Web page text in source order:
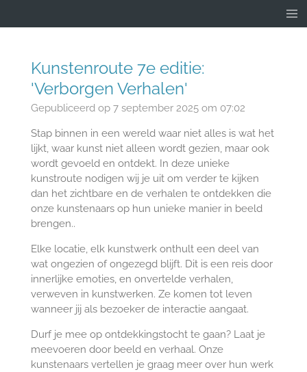
direct
hoofdinhoud
Kunstenroute 7e editie:
'Verborgen Verhalen'
Gepubliceerd op 7 september 2025 om 07:02
Stap binnen in een wereld waar niet alles is wat het
lijkt, waar kunst niet alleen wordt gezien, maar ook
wordt gevoeld en ontdekt. In deze unieke
kunstroute nodigen wij je uit om verder te kijken
dan het zichtbare en de verhalen te ontdekken die
onze kunstenaars op hun unieke manier in beeld
brengen..
Elke locatie, elk kunstwerk onthult een deel van
wat ongezien of ongezegd blijft. Dit is een reis door
innerlijke emoties, en onvertelde verhalen,
verweven in kunstwerken. Ze komen tot leven
wanneer jij als bezoeker de interactie aangaat.
Durf je mee op ontdekkingstocht te gaan? Laat je
meevoeren door beeld en verhaal. Onze
kunstenaars vertellen je graag meer over hun werk